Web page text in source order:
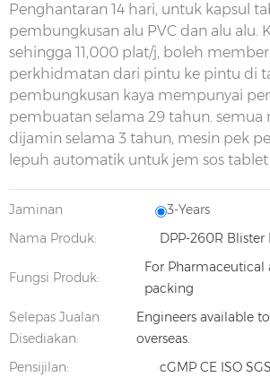
Penghantaran 14 hari, untuk kapsul
pembungkusan alu PVC dan alu alu.
sehingga 11,000 plat/j, boleh
perkhidmatan dari pintu ke pintu di
pembungkusan kaya mempunyai
pembuatan selama 29 tahun. semua
dijamin selama 3 tahun, mesin pek
lepuh automatik untuk jem sos tablet
Jaminan
3-Years
Nama Produk:
DPP-260R
Fungsi Produk:
For Pharmaceutical
packing
Selepas Jualan
Disediakan:
Engineers available
overseas.
Pensijilan:
cGMP CE ISO